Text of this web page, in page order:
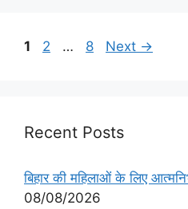
1 2 … 8 Next →
Recent Posts
बिहार की महिलाओं के लिए
08/08/2026